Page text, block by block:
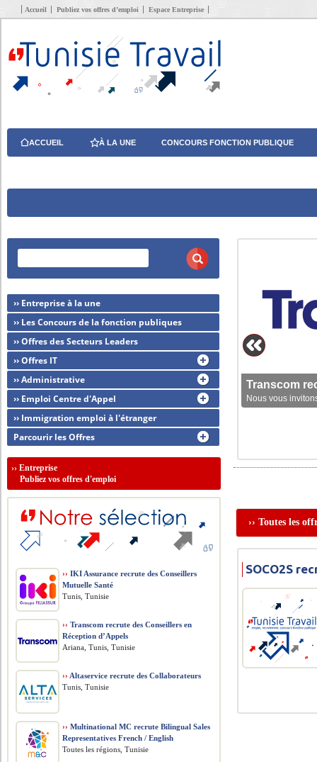
Accueil Publiez vos offres d’emploi Espace Entreprise
ACCUEIL À LA UNE CONCOURS FONCTION PUBLIQUE
Transcom
Nous vous
›› Toutes les
SOCO2S
›› Entreprise à la une
›› Les Concours de la fonction publiques
›› Offres des Secteurs Leaders
›› Offres IT
›› Administrative
›› Emploi Centre d'Appel
›› Immigration emploi à l'étranger
Parcourir les Offres
››Entreprise
Publiez vos offres d'emploi
›› IKI Assurance recrute des Conseillers
Mutuelle Santé
Tunis, Tunisie
›› Transcom recrute des Conseillers en
Réception d’Appels
Ariana, Tunis, Tunisie
›› Altaservice recrute des Collaborateurs
Tunis, Tunisie
›› Multinational MC recrute Bilingual Sales
Representatives French / English
Toutes les régions, Tunisie